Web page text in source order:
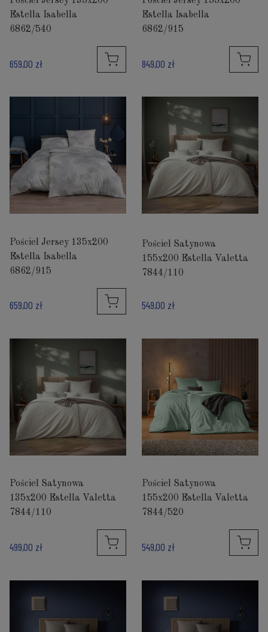
Estella Isabella
6862/540
659,00 zł
Estella Isabella
6862/915
849,00 zł
Pościel Jersey 135x200
Estella Isabella
6862/915
659,00 zł
Pościel Satynowa
155x200 Estella Valetta
7844/110
549,00 zł
Pościel Satynowa
135x200 Estella Valetta
7844/110
499,00 zł
Pościel Satynowa
155x200 Estella Valetta
7844/520
549,00 zł